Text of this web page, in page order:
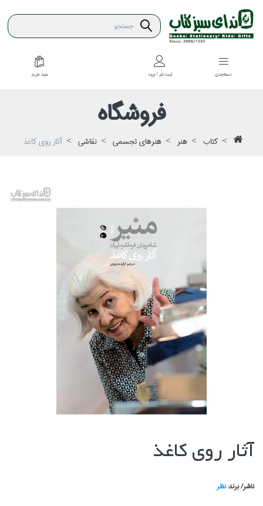
دسته‌بندي ثبت نام / ورود سبد خريد
فروشگاه
كتاب هنر هنرهاي تجسمي نقاشي آثار روي كاغذ
آثار روي كاغذ
ناشر/ برند:نظر